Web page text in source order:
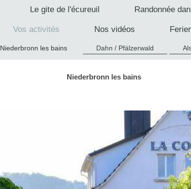
Le gite de l'écureuil Randonnée
Vos activités Nos vidéos
Niederbronn les bains Dahn / Pfälzerwald
Niederbronn les bains